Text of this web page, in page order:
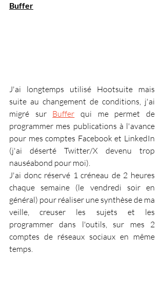
Buffer
J'ai longtemps utilisé Hootsuite mais
suite au changement de conditions, j'ai
migré sur Buffer qui me permet de
programmer mes publications à l'avance
pour mes comptes Facebook et LinkedIn
(j'ai déserté Twitter/X devenu trop
nauséabond pour moi).
J'ai donc réservé 1 créneau de 2 heures
chaque semaine (le vendredi soir en
général) pour réaliser une synthèse de ma
veille, creuser les sujets et les
programmer dans l'outils, sur mes 2
comptes de réseaux sociaux en même
temps.